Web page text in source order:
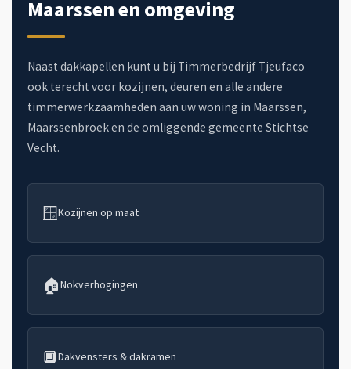
Maarssen en omgeving
Naast dakkapellen kunt u bij Timmerbedrijf Tjeufaco
ook terecht voor kozijnen, deuren en alle andere
timmerwerkzaamheden aan uw woning in Maarssen,
Maarssenbroek en de omliggende gemeente Stichtse
Vecht.
🪟Kozijnen op maat
🏠Nokverhogingen
🔲Dakvensters & dakramen